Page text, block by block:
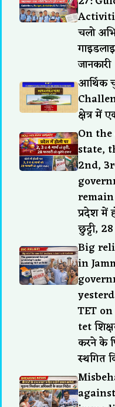
चलो
जानकारी
आर्थिक
क्षेत्र में
On
state,
2nd,
प्रदेश में
छुट्टी,
Big
in
TET
tet
करने के
स्थगित